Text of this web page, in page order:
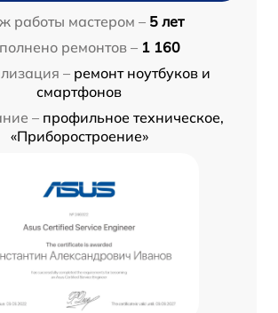
работы мастером – 5 лет
ремонтов – 1 160
– ремонт ноутбуков и
смартфонов
– профильное техническое,
«Приборостроение»